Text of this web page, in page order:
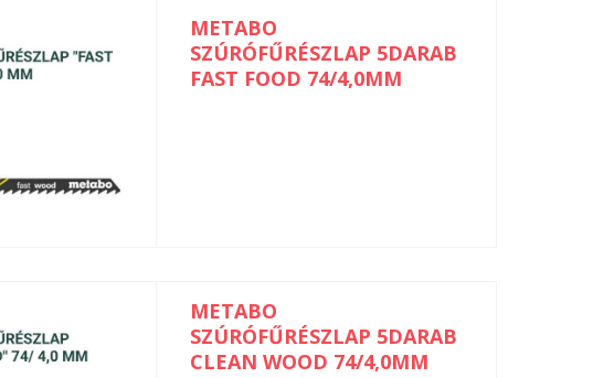
METABO
SZÚRÓFŰRÉSZLAP 5DARAB
FAST FOOD 74/4,0MM
METABO
SZÚRÓFŰRÉSZLAP 5DARAB
CLEAN WOOD 74/4,0MM